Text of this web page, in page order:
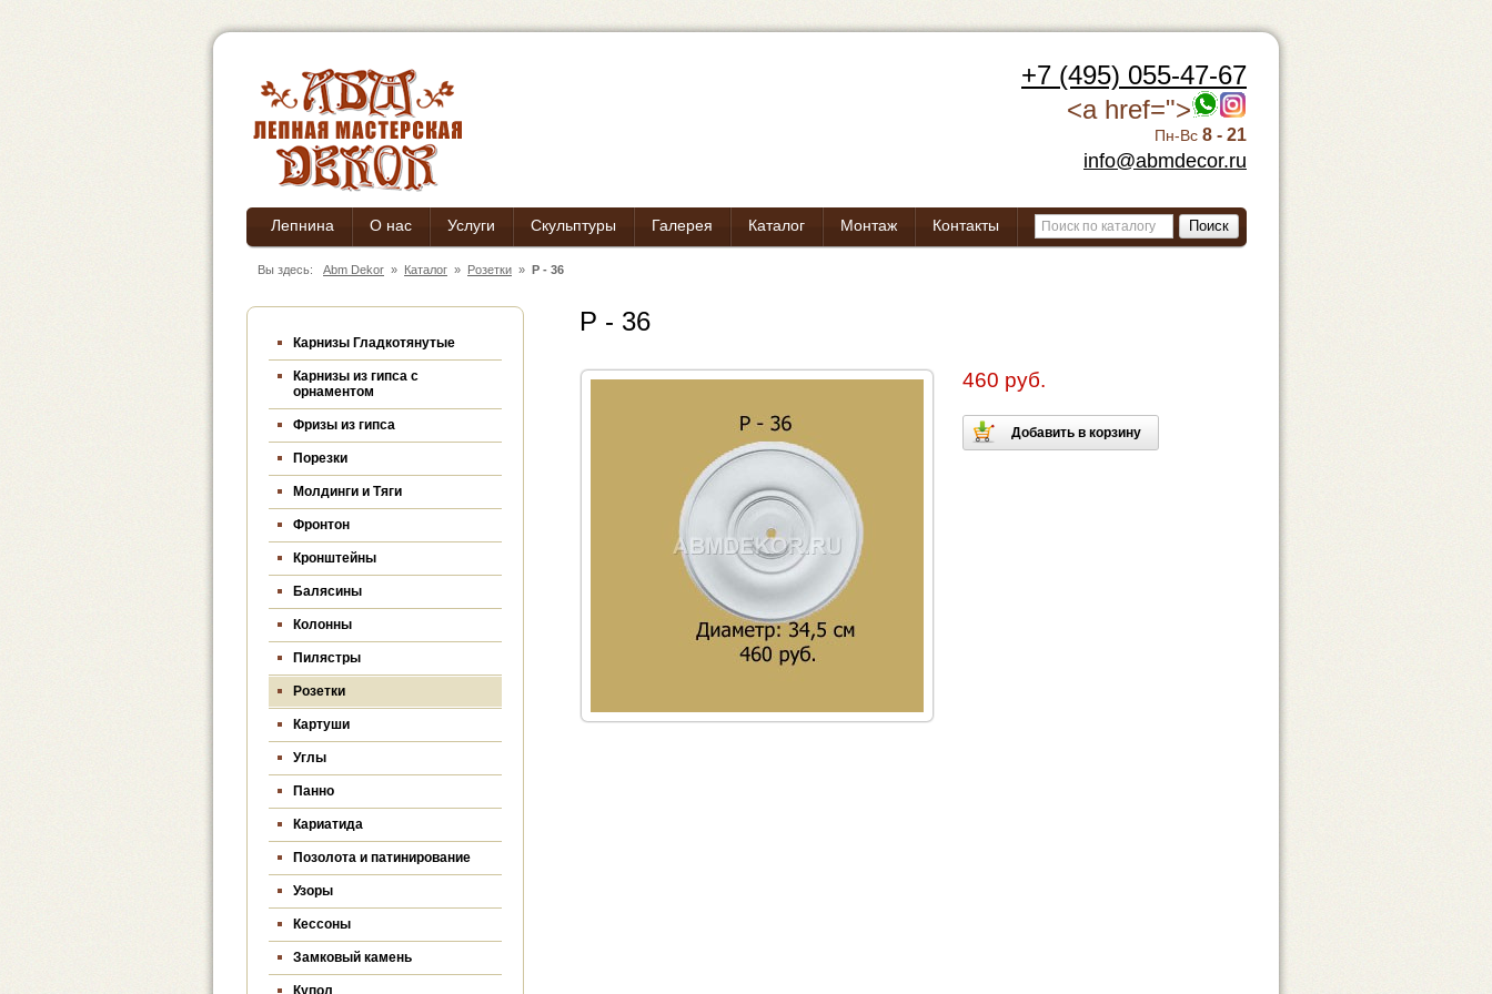
+7 (495) 055-47-67
<a href=">
Пн-Вс 8 - 21
info@abmdecor.ru
Лепнина О нас Услуги Скульптуры Галерея Каталог Монтаж Контакты Поиск
Вы здесь: Abm Dekor » Каталог » Розетки » Р - 36
Карнизы Гладкотянутые
Карнизы из гипса c
орнаментом
Фризы из гипса
Порезки
Молдинги и Тяги
Фронтон
Кронштейны
Балясины
Колонны
Пилястры
Розетки
Картуши
Углы
Панно
Кариатида
Позолота и патинирование
Узоры
Кессоны
Замковый камень
Купол
Р - 36
460 руб.
Добавить в корзину